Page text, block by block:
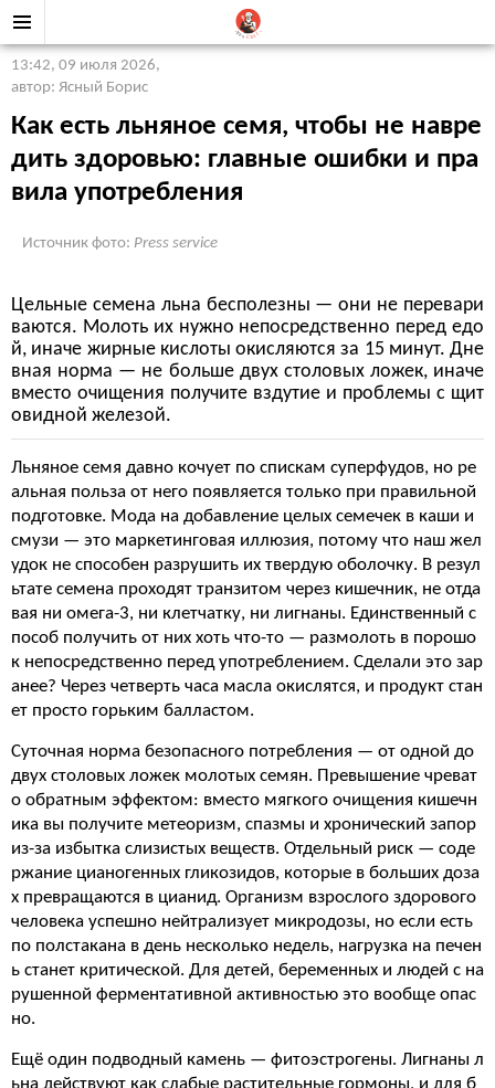
13:42, 09 июля 2026,
автор: Ясный Борис
Как есть льняное семя, чтобы не навре
дить здоровью: главные ошибки и пра
вила употребления
Источник фото: Press service
Цельные семена льна бесполезны — они не перевари
ваются. Молоть их нужно непосредственно перед едо
й, иначе жирные кислоты окисляются за 15 минут. Дне
вная норма — не больше двух столовых ложек, иначе
вместо очищения получите вздутие и проблемы с щит
овидной железой.
Льняное семя давно кочует по спискам суперфудов, но ре
альная польза от него появляется только при правильной
подготовке. Мода на добавление целых семечек в каши и
смузи — это маркетинговая иллюзия, потому что наш жел
удок не способен разрушить их твердую оболочку. В резул
ьтате семена проходят транзитом через кишечник, не отда
вая ни омега-3, ни клетчатку, ни лигнаны. Единственный с
пособ получить от них хоть что-то — размолоть в порошо
к непосредственно перед употреблением. Сделали это зар
анее? Через четверть часа масла окислятся, и продукт стан
ет просто горьким балластом.
Суточная норма безопасного потребления — от одной до
двух столовых ложек молотых семян. Превышение чреват
о обратным эффектом: вместо мягкого очищения кишечн
ика вы получите метеоризм, спазмы и хронический запор
из-за избытка слизистых веществ. Отдельный риск — соде
ржание цианогенных гликозидов, которые в больших доза
х превращаются в цианид. Организм взрослого здорового
человека успешно нейтрализует микродозы, но если есть
по полстакана в день несколько недель, нагрузка на печен
ь станет критической. Для детей, беременных и людей с на
рушенной ферментативной активностью это вообще опас
но.
Ещё один подводный камень — фитоэстрогены. Лигнаны л
ьна действуют как слабые растительные гормоны, и для б